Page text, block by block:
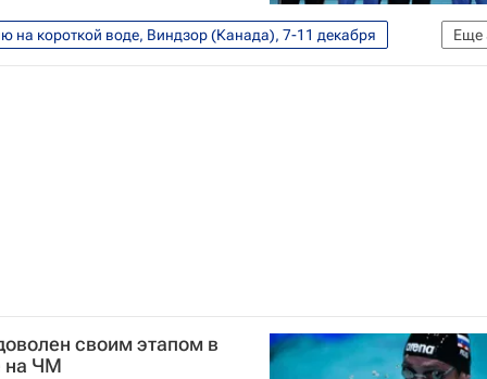
Еще
на короткой воде, Виндзор (Канада), 7-11 декабря
мира по плаванию на короткой воде
своим этапом в
на ЧМ